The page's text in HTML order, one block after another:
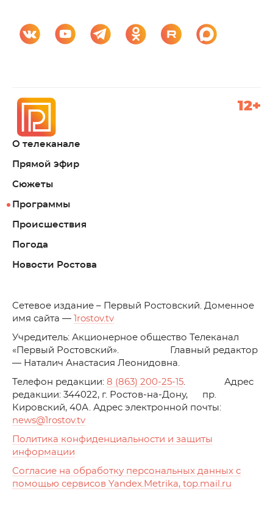
О телеканале
Прямой эфир
Сюжеты
Программы
Происшествия
Погода
Новости Ростова
12+
Cетевое издание – Первый Ростовский. Доменное
имя сайта —
1rostov.tv
Учредитель: Акционерное общество Телеканал
«Первый Ростовский». Главный редактор
— Наталич Анастасия Леонидовна.
Телефон редакции: 8 (863) 200-25-15. Адрес
редакции: 344022, г. Ростов-на-Дону, пр.
Кировский, 40А. Адрес электронной почты:
news@1rostov.tv
Политика конфиденциальности и защиты
информации
Согласие на обработку персональных данных с
помощью сервисов Yandex.Metrika, top.mail.ru